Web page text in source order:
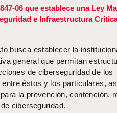
06 que establece una Ley
e Infraestructura
busca establecer la
general que permitan
de ciberseguridad de los
éstos y los particulares,
la prevención, contención,
ciberseguridad.